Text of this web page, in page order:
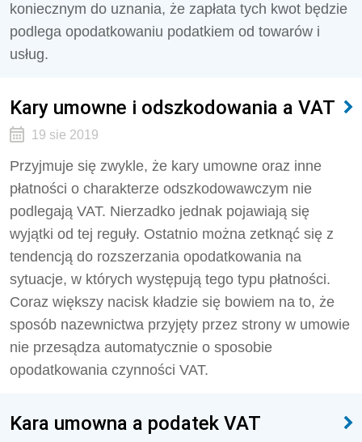
koniecznym do uznania, że zapłata tych kwot będzie
podlega opodatkowaniu podatkiem od towarów i
usług.
Kary umowne i odszkodowania a VAT
19 sie 2019
Przyjmuje się zwykle, że kary umowne oraz inne
płatności o charakterze odszkodowawczym nie
podlegają VAT. Nierzadko jednak pojawiają się
wyjątki od tej reguły. Ostatnio można zetknąć się z
tendencją do rozszerzania opodatkowania na
sytuacje, w których występują tego typu płatności.
Coraz większy nacisk kładzie się bowiem na to, że
sposób nazewnictwa przyjęty przez strony w umowie
nie przesądza automatycznie o sposobie
opodatkowania czynności VAT.
Kara umowna a podatek VAT